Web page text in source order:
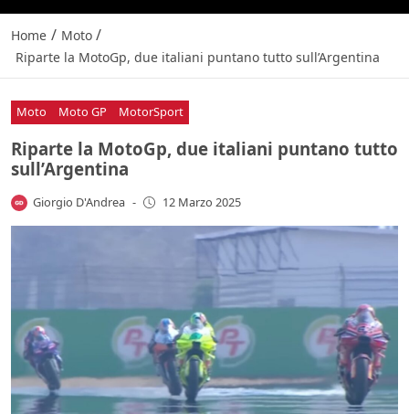
Home / Moto /
Riparte la MotoGp, due italiani puntano tutto sull’Argentina
Moto Moto GP MotorSport
Riparte la MotoGp, due italiani puntano tutto
sull’Argentina
Giorgio D'Andrea - 12 Marzo 2025